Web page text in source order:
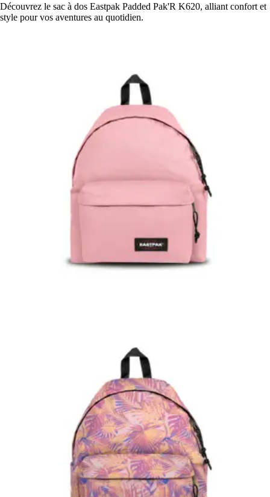
Découvrez le sac à dos Eastpak Padded Pak'R K620, alliant confort et
style pour vos aventures au quotidien.